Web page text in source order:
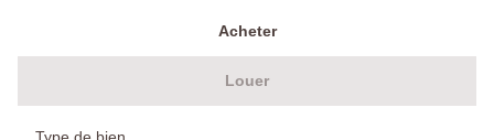
Acheter
Louer